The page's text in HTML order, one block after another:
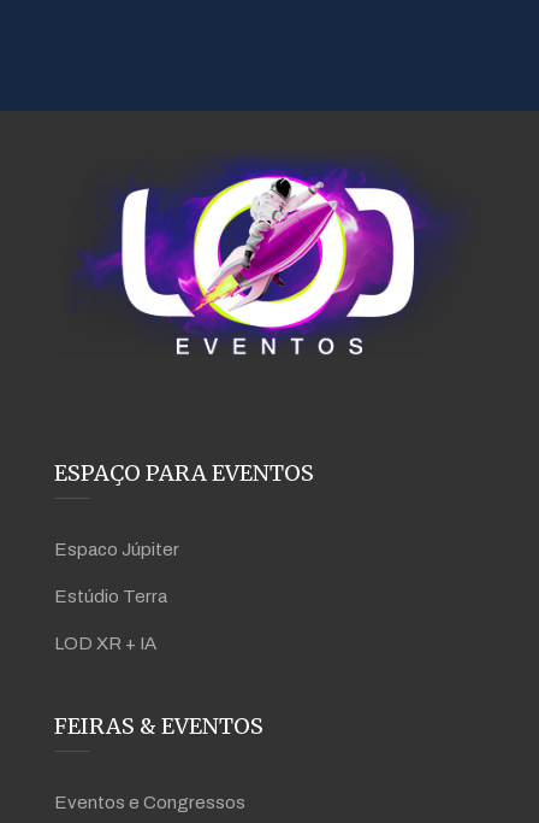
ESPAÇO PARA EVENTOS
Espaco Júpiter
Estúdio Terra
LOD XR + IA
FEIRAS & EVENTOS
Eventos e Congressos